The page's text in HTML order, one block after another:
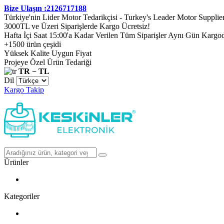
Bize Ulaşın :2126717188
Türkiye'nin Lider Motor Tedarikçisi - Turkey's Leader Motor
3000TL ve Üzeri Siparişlerde Kargo Ücretsiz!
Hafta İçi Saat 15:00'a Kadar Verilen Tüm Siparişler Aynı Gün
+1500 ürün çeşidi
Yüksek Kalite Uygun Fiyat
Projeye Özel Ürün Tedariği
TR − TL
Dil
Kargo Takip
Ürünler
Kategoriler